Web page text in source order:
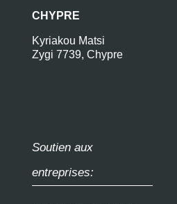
CHYPRE
Kyriakou Matsi
Zygi 7739, Chypre
Soutien aux
entreprises: